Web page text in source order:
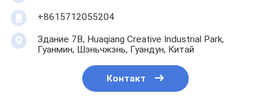
+8615712055204
Здание 7B, Huaqiang Creative Industrial Park,
Гуанмин, Шэньчжэнь, Гуандун, Китай
Контакт